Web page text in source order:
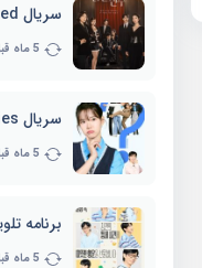
سریال Pearl in Red
5 ماه قبل
5 ماه قبل
5 ماه قبل